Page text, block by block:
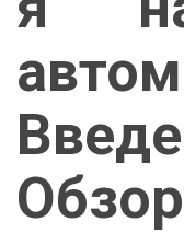
Обзор